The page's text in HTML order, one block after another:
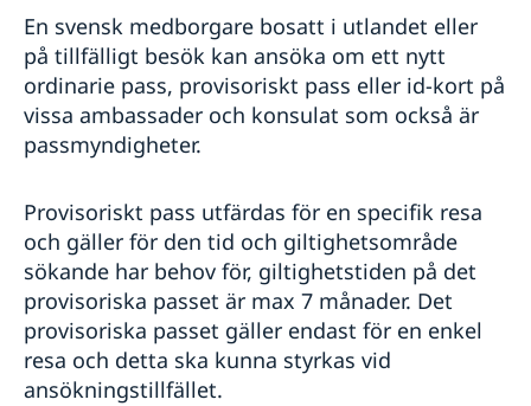
Förnyelse av pass eller nationellt ID-kort för barn
under 18 år
Förnyelse av pass eller nationellt ID-kort för vuxna
Förlust av pass
Provisoriskt pass
Nationellt ID-kort
Ansökan om pass och samordningsnummer för barn
under 18 år
Akut hjälp
Ekonomiskt nödställd - Hjälp till självhjälp
Larmcentraler
Arv i internationella situationer
Förnyelse av körkort
Gifta sig i Indien
Viseringar till Indien
Legaliseringar
Advokatlista
Reseinformation Indien
Ambassaden New Delhi reseinformation
Aktuella händelser
Allmänna säkerhetsläget i Indien
Terrorism
Om olyckan är framme
Service för svenska företag
Utvecklingssamarbete
En svensk medborgare bosatt i utlandet eller
på tillfälligt besök kan ansöka om ett nytt
ordinarie pass, provisoriskt pass eller id-kort på
vissa ambassader och konsulat som också är
passmyndigheter.
Provisoriskt pass utfärdas för en specifik resa
och gäller för den tid och giltighetsområde
sökande har behov för, giltighetstiden på det
provisoriska passet är max 7 månader. Det
provisoriska passet gäller endast för en enkel
resa och detta ska kunna styrkas vid
ansökningstillfället.